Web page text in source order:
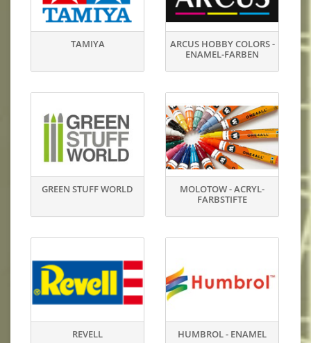
TAMIYA
ARCUS HOBBY COLORS -
ENAMEL-FARBEN
GREEN STUFF WORLD
MOLOTOW - ACRYL-
FARBSTIFTE
REVELL HUMBROL - ENAMEL